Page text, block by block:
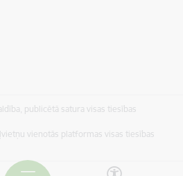
publicētā satura visas tiesības
vienotās platformas visas tiesības